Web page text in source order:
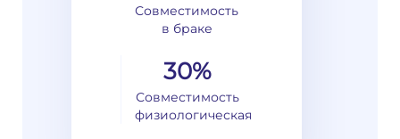
Совместимость
в браке
30%
Совместимость
физиологическая